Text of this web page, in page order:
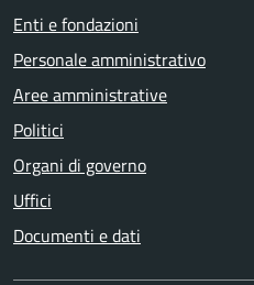
Enti e fondazioni
Personale amministrativo
Aree amministrative
Politici
Organi di governo
Uffici
Documenti e dati